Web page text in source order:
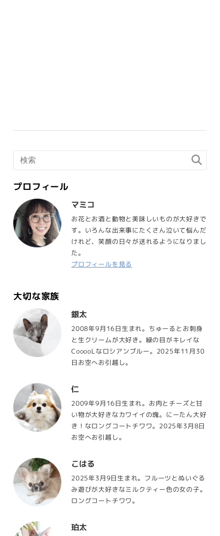
プロフィール
マミコ
お花とお酒と動物と美味しいものが大好きで
す。いろんな出来事にたくさん泣いて悩んだ
けれど、笑顔の日々が送れるようになりまし
た。
プロフィールを見る
大切な家族
銀太
2008年9月16日生まれ。ちゅーるとお刺身
と生クリームが大好き。緑の目がキレイな
CooooLなロシアンブルー。2025年11月30
日お空へお引越し。
仁
2009年9月16日生まれ。お肉とチーズと甘
い物が大好きなカワイイの塊。にーたん大好
き！なロングコートチワワ。2025年3月8日
お空へお引越し。
こはる
2025年3月9日生まれ。フルーツとぬいぐる
み遊びが大好きなミルクティー色の女の子。
ロングコートチワワ。
珀太